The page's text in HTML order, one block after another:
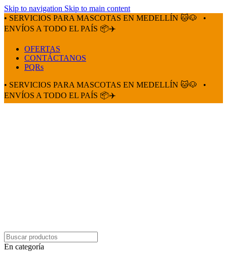
Skip to navigation Skip to main content
• SERVICIOS PARA MASCOTAS EN MEDELLÍN 🐱🐶
•
ENVÍOS A TODO EL PAÍS 📦✈️
OFERTAS
CONTÁCTANOS
PQRs
• SERVICIOS PARA MASCOTAS EN MEDELLÍN 🐱🐶
•
ENVÍOS A TODO EL PAÍS 📦✈️
En categoría